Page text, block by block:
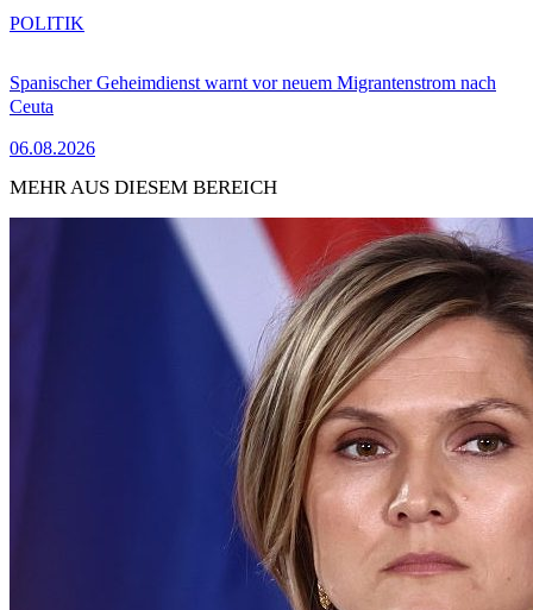
Spanischer Geheimdienst warnt vor neuem Migrantenstrom nach
Ceuta
06.08.2026
POLITIK
MEHR AUS DIESEM BEREICH